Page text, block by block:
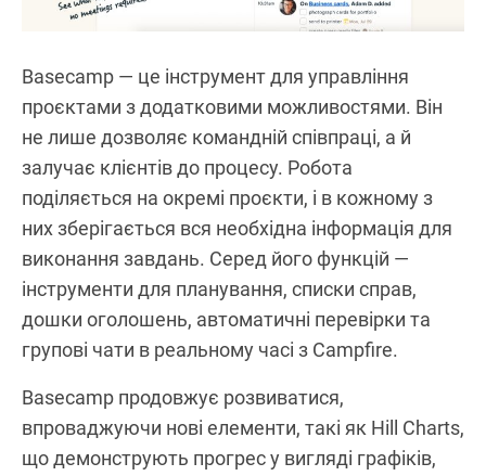
Basecamp — це інструмент для управління
проєктами з додатковими можливостями. Він
не лише дозволяє командній співпраці, а й
залучає клієнтів до процесу. Робота
поділяється на окремі проєкти, і в кожному з
них зберігається вся необхідна інформація для
виконання завдань. Серед його функцій —
інструменти для планування, списки справ,
дошки оголошень, автоматичні перевірки та
групові чати в реальному часі з Campfire.
Basecamp продовжує розвиватися,
впроваджуючи нові елементи, такі як Hill Charts,
що демонструють прогрес у вигляді графіків,